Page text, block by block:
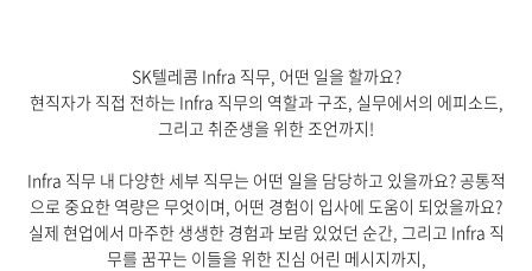
SK텔레콤 Infra 직무 어떤 일을 할까요?
현직자가 직접 전하는 Infra 직무의 역할과 구조 실무에서의 에피소드
그리고 취준생을 위한 조언까지!
Infra 직무 내 다양한 세부 직무는 어떤 일을 담당하고 있을까요? 공통적
으로 중요한 역량은 무엇이며 어떤 경험이 입사에 도움이 되었을까요?
실제 현업에서 마주한 생생한 경험과 보람 있었던 순간, 그리고 Infra 직
무를 꿈꾸는 이들을 위한 진심 어린 메시지까지